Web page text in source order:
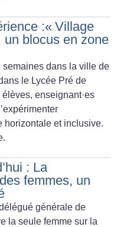
:« Village
un blocus en zone
semaines dans la ville de
le Lycée Pré de
élèves, enseignant·es
horizontale et inclusive.
: La
femmes, un
générale de
la seule femme sur la